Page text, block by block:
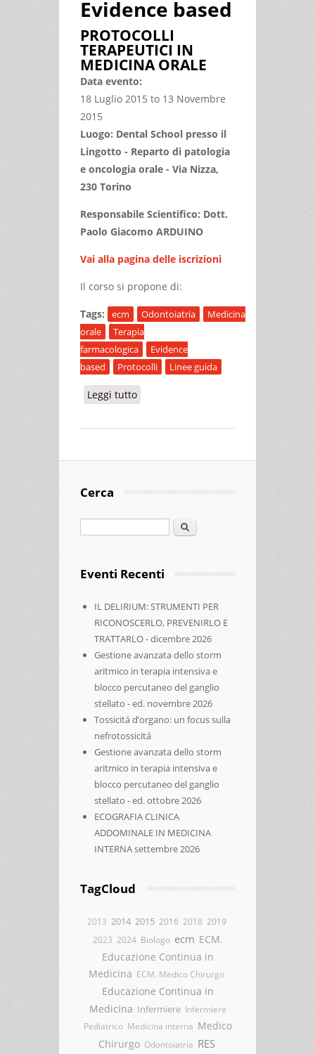
Evidence based
PROTOCOLLI
TERAPEUTICI IN
MEDICINA ORALE
Data evento:
18 Luglio 2015 to 13 Novembre
2015
Luogo: Dental School presso il
Lingotto - Reparto di patologia
e oncologia orale - Via Nizza,
230 Torino
Responsabile Scientifico: Dott.
Paolo Giacomo ARDUINO
Vai alla pagina delle iscrizioni
Il corso si propone di:
Tags: ecm Odontoiatria
Medicina
orale
Terapia
farmacologica
Evidence
based
Protocolli Linee guida
Leggi tutto
Cerca
Cerca
Eventi Recenti
IL DELIRIUM: STRUMENTI PER
RICONOSCERLO, PREVENIRLO E
TRATTARLO - dicembre 2026
Gestione avanzata dello storm
aritmico in terapia intensiva e
blocco percutaneo del ganglio
stellato - ed. novembre 2026
Tossicitá d’organo: un focus sulla
nefrotossicitá
Gestione avanzata dello storm
aritmico in terapia intensiva e
blocco percutaneo del ganglio
stellato - ed. ottobre 2026
ECOGRAFIA CLINICA
ADDOMINALE IN MEDICINA
INTERNA settembre 2026
TagCloud
2013 2014 2015 2016 2018 2019
2023 2024 Biologo ecm ECM.
Educazione Continua in
Medicina ECM. Medico Chirurgo
Educazione Continua in
Medicina Infermiere Infermiere
Pediatrico Medicina interna Medico
Chirurgo Odontoiatria RES